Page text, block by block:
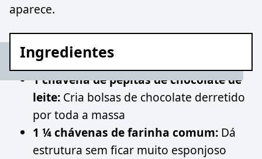
aparece.
Ingredientes
1 chávena de pepitas de chocolate de
leite: Cria bolsas de chocolate derretido
por toda a massa
1 ¼ chávenas de farinha comum: Dá
estrutura sem ficar muito esponjoso